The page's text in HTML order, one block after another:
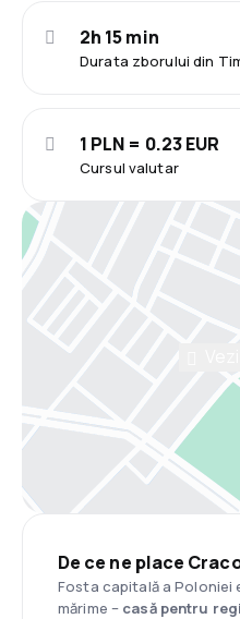
Durata zborului din
2h 15 min
Cursul valutar
1 PLN = 0.23 EUR
De ce ne place
Fosta capitală a Poloniei
mărime – casă pentru